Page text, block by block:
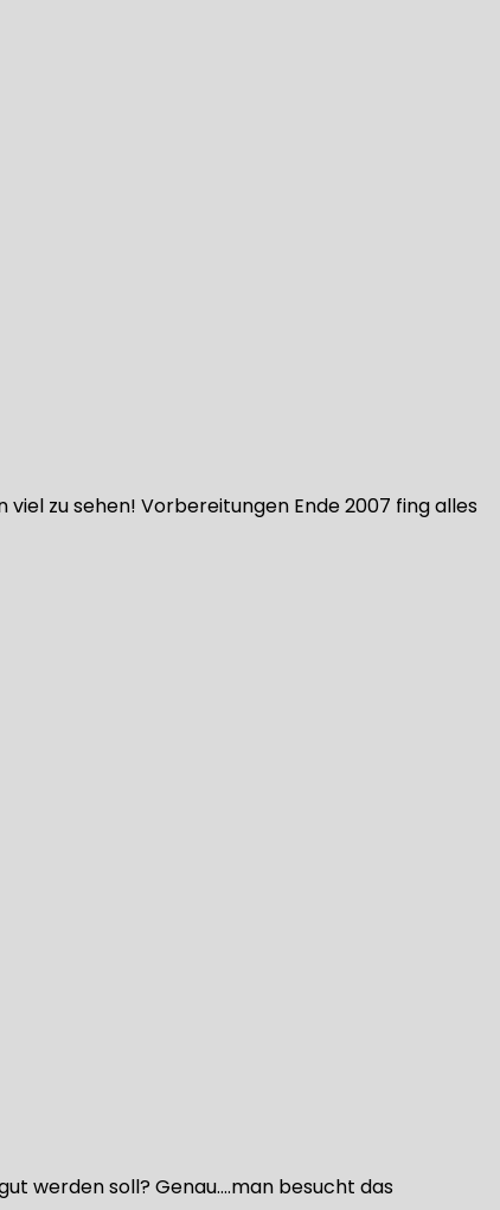
zu sehen! Vorbereitungen Ende 2007 fing alles
werden soll? Genau….man besucht das